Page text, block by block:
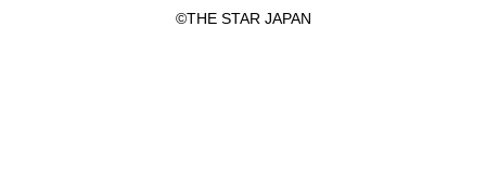
©THE STAR JAPAN